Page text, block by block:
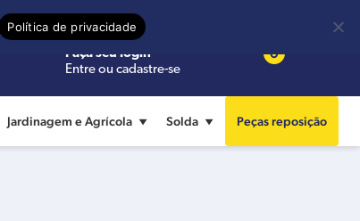
Precisa de ajuda?
Faça seu login
Entre ou cadastre-se
0
Jardinagem e Agrícola Solda Peças reposição
Política de privacidade